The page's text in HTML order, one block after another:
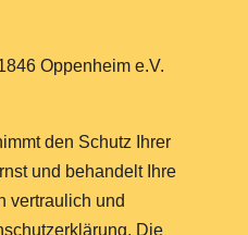
Oppenheim e.V.
den Schutz Ihrer
und behandelt Ihre
vertraulich und
Die